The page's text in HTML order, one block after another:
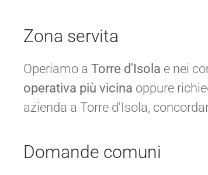
Zona servita
Operiamo a Torre d'Isola e nei
operativa più vicina oppure
azienda a Torre d'Isola,
Domande comuni